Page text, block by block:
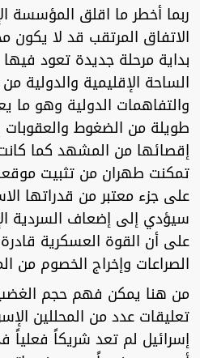
ربما أخطر ما اقلق المؤسسة
الاتفاق المرتقب قد لا يكون
بداية مرحلة جديدة تعود فيها
الساحة الإقليمية والدولية
والتفاهمات الدولية وهو ما
طويلة من الضغوط
إقصائها من المشهد كما
تمكنت طهران من تثبيت
على جزء معتبر من قدراتها
سيؤدي إلى إضعاف السردية
على أن القوة العسكرية
الصراعات وإخراج الخصوم من
من هنا يمكن فهم حجم
تعليقات عدد من المحللين
إسرائيل لم تعد شريكاً فعلياً